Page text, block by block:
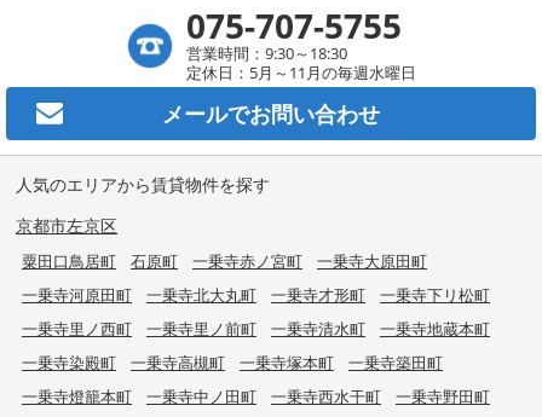
075-707-5755
営業時間：9:30～18:30
定休日：5月～11月の毎週水曜日
メールでお問い合わせ
人気のエリアから賃貸物件を探す
京都市左京区
粟田口鳥居町 石原町 一乗寺赤ノ宮町
一乗寺大原田町
一乗寺河原田町
一乗寺北大丸町 一乗寺才形町
一乗寺下リ松町
一乗寺里ノ西町
一乗寺里ノ前町 一乗寺清水町
一乗寺地蔵本町
一乗寺染殿町
一乗寺高槻町 一乗寺塚本町
一乗寺築田町
一乗寺燈籠本町
一乗寺中ノ田町 一乗寺西水干町
一乗寺野田町